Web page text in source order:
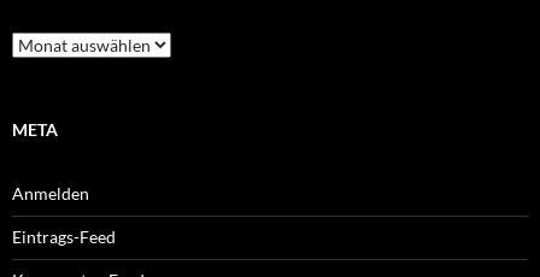
Archiv
META
Anmelden
Eintrags-Feed